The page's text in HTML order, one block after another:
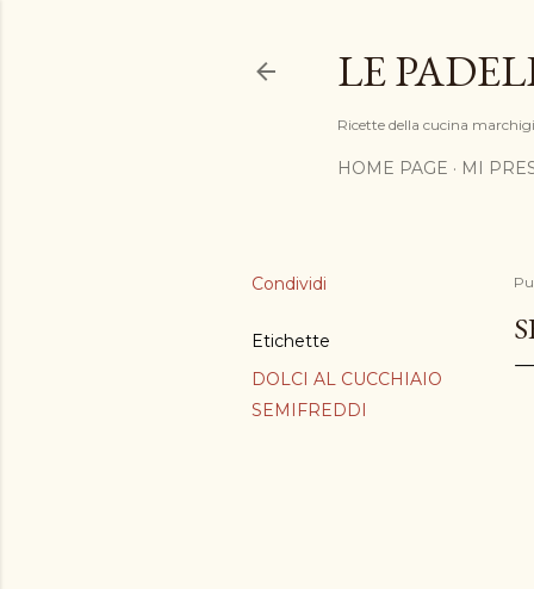
LE
Ricette della cucina
HOME PAGE MI
Condividi
Etichette
DOLCI AL CUCCHIAIO
SEMIFREDDI